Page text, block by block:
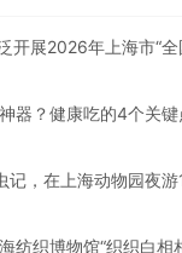
开展2026年上海市“
器？健康吃的4个关键
记，在上海动物园夜
纺织博物馆“织织白相